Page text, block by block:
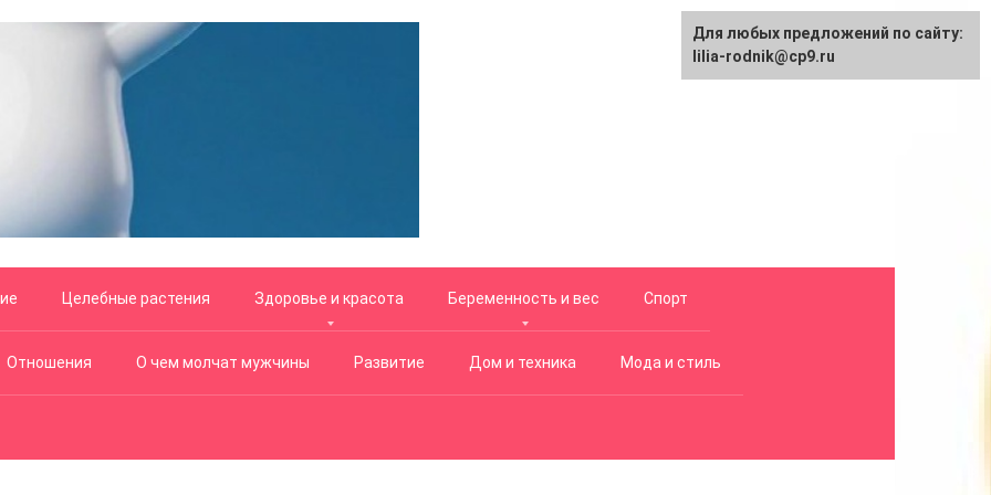
Целебные растения Здоровье и красота Беременность и вес Спорт
Отношения О чем молчат мужчины Развитие Дом и техника Мода и стиль
Для любых предложений по сайту:
lilia-rodnik@cp9.ru